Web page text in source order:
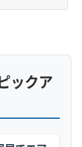
エアコンを
いため、カ
ックア